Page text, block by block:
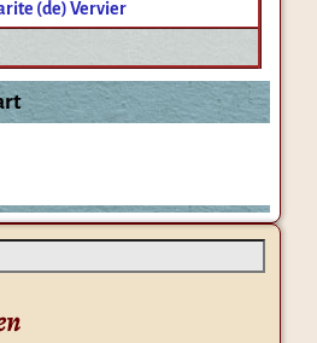
(de) Vervier